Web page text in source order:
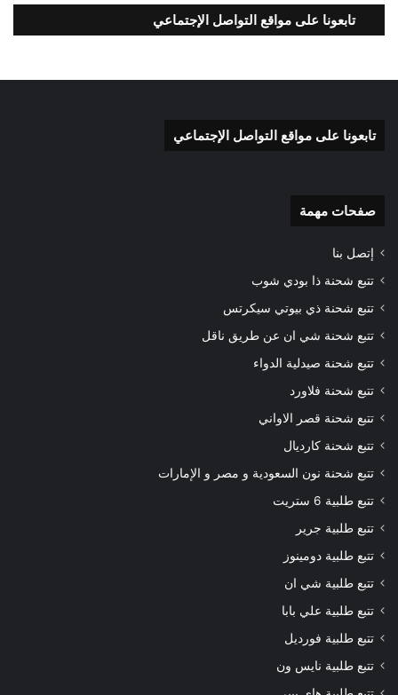
تابعونا على مواقع التواصل الإجتماعي
تابعونا على مواقع التواصل الإجتماعي
صفحات مهمة
إتصل بنا
تتبع شحنة ذا بودي شوب
تتبع شحنة ذي بيوتي سيكرتس
تتبع شحنة شي ان عن طريق ناقل
تتبع شحنة صيدلية الدواء
تتبع شحنة فلاورد
تتبع شحنة قصر الاواني
تتبع شحنة كارديال
تتبع شحنة نون السعودية و مصر و الإمارات
تتبع طلبية 6 ستريت
تتبع طلبية جرير
تتبع طلبية دومينوز
تتبع طلبية شي ان
تتبع طلبية علي بابا
تتبع طلبية فورديل
تتبع طلبية نايس ون